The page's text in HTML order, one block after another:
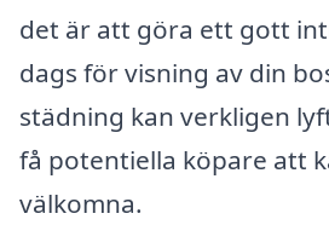
det är att göra ett gott
dags för visning av din
städning kan verkligen
få potentiella köpare att
välkomna.